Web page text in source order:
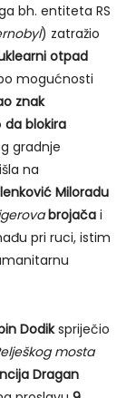
bh. entiteta RS
) zatražio
otpad
mogućnosti
znak
da blokira
gradnje
na
Miloradu
brojača i
pri ruci, istim
Dodikspriječio
mosta
Dragan